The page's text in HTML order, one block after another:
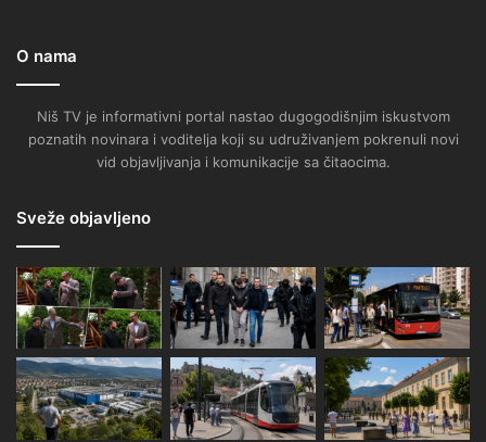
O nama
Niš TV je informativni portal nastao dugogodišnjim iskustvom
poznatih novinara i voditelja koji su udruživanjem pokrenuli novi
vid objavljivanja i komunikacije sa čitaocima.
Sveže objavljeno